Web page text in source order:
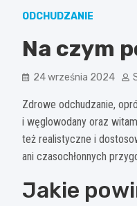
ODCHUDZANIE
Na czym
24 września 2024
Zdrowe odchudzanie,
i węglowodany oraz
też realistyczne i
ani czasochłonnych
Jakie